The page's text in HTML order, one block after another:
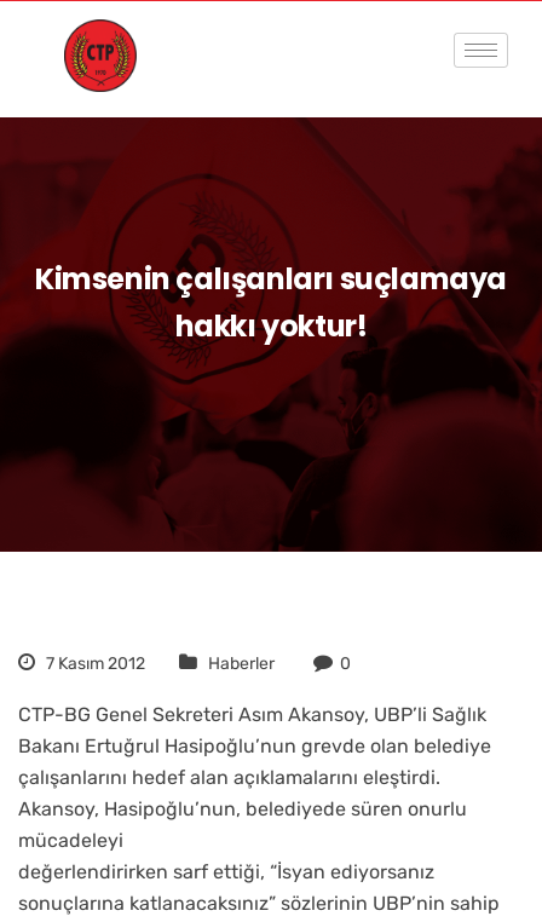
Kimsenin çalışanları suçlamaya
hakkı yoktur!
7 Kasım 2012 Haberler 0
CTP-BG Genel Sekreteri Asım Akansoy, UBP’li Sağlık
Bakanı Ertuğrul Hasipoğlu’nun grevde olan belediye
çalışanlarını hedef alan açıklamalarını eleştirdi.
Akansoy, Hasipoğlu’nun, belediyede süren onurlu
mücadeleyi
değerlendirirken sarf ettiği, “İsyan ediyorsanız
sonuçlarına katlanacaksınız” sözlerinin UBP’nin sahip